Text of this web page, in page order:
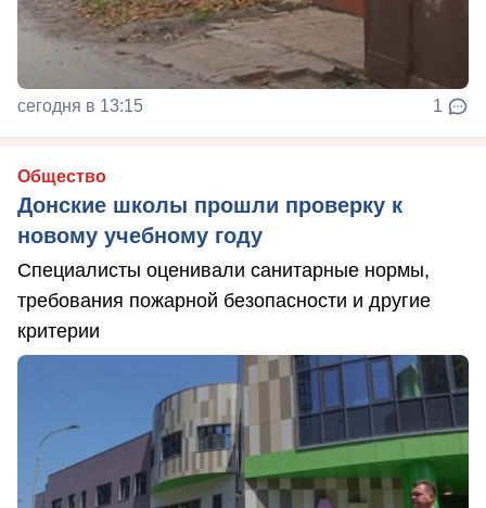
сегодня в 13:15 1
Общество
Донские школы прошли проверку к
новому учебному году
Специалисты оценивали санитарные нормы,
требования пожарной безопасности и другие
критерии